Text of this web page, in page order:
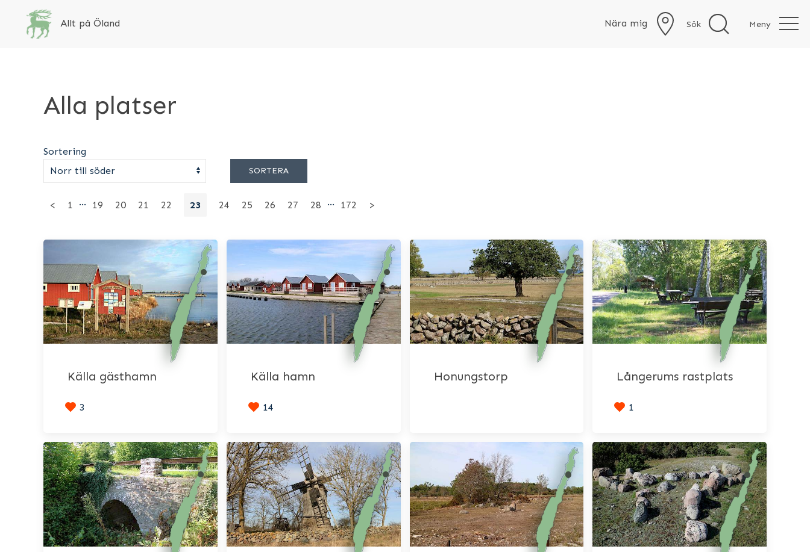
Allt på Öland Nära mig Sök Meny
Alla platser
Sortering
SORTERA
< 1 … 19 20 21 22 23 24 25 26 27 28 … 172 >
Källa gästhamn
3
Källa hamn
14
Honungstorp Långerums rastplats
1